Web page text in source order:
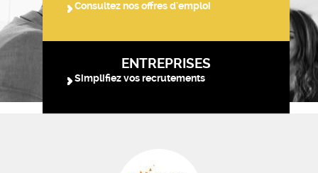
Consultez nos offres d'emploi
ENTREPRISES
Simplifiez vos recrutements